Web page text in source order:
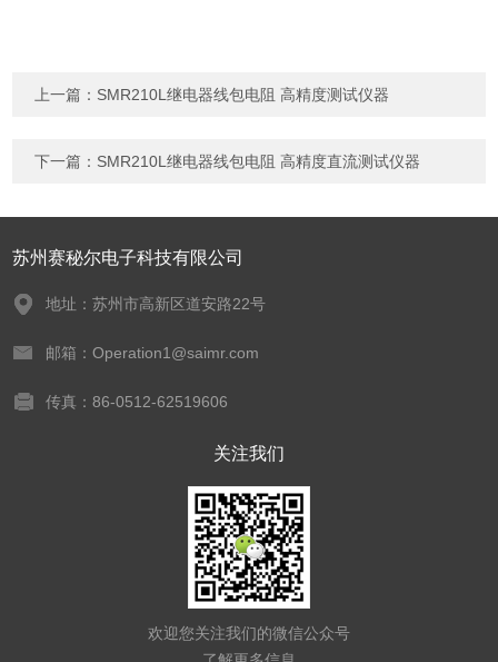
上一篇： SMR210L继电器线包电阻 高精度测试仪器
下一篇： SMR210L继电器线包电阻 高精度直流测试仪器
苏州赛秘尔电子科技有限公司
地址：苏州市高新区道安路22号
邮箱：Operation1@saimr.com
传真：86-0512-62519606
关注我们
欢迎您关注我们的微信公众号